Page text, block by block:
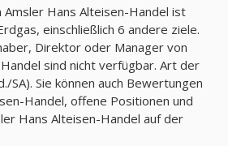
Hans Alteisen-Handel ist
einschließlich 6 andere ziele.
Direktor oder Manager von
sind nicht verfügbar. Art der
SA). Sie können auch Bewertungen
Handel, offene Positionen und
Hans Alteisen-Handel auf der